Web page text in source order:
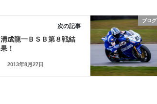
ブログ
次の記事
清成龍一ＢＳＢ第８戦結
果！
2013年8月27日